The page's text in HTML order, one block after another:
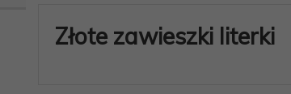
Złote zawieszki literki